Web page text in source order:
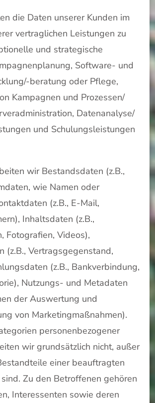
die Daten unserer Kunden im
vertraglichen Leistungen zu
und strategische
Software- und
beratung oder Pflege,
Kampagnen und Prozessen/
Datenanalyse/
und Schulungsleistungen
wir Bestandsdaten (z.B.,
wie Namen oder
(z.B., E-Mail,
Inhaltsdaten (z.B.,
Fotografien, Videos),
(z.B., Vertragsgegenstand,
(z.B., Bankverbindung,
Nutzungs- und Metadaten
der Auswertung und
von Marketingmaßnahmen).
personenbezogener
wir grundsätzlich nicht, außer
einer beauftragten
Zu den Betroffenen gehören
Interessenten sowie deren